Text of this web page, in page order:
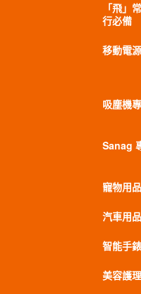
「飛」
行必備
移動電源
吸塵機
Sanag
寵物用品
汽車用品
智能手錶
美容護理